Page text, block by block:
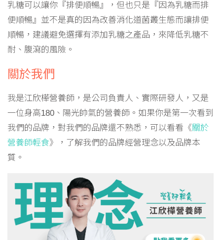
乳糖可以讓你『排便順暢』，但也只是『因為乳糖而排
便順暢』並不是真的因為改善消化道菌叢生態而讓排便
順暢，建議避免選擇有添加乳糖之產品，來降低乳糖不
耐、腹瀉的風險。
關於我們
我是江欣樺營養師，是公司負責人、實際研發人，又是
一位身高180、陽光帥氣的營養師。如果你是第一次看到
我們的品牌，對我們的品牌還不熟悉，可以看看《關於
營養師輕食》，了解我們的品牌經營理念以及品牌本
質。